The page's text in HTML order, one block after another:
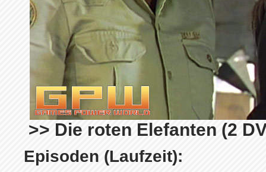
>> Die roten Elefanten (2
Episoden (Laufzeit):